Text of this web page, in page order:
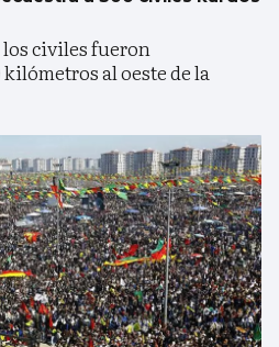
los civiles fueron
al oeste de la